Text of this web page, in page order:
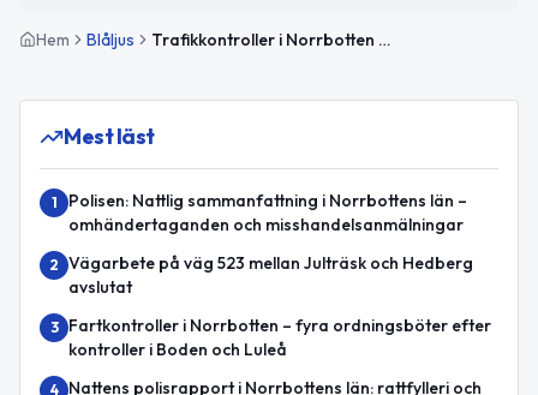
Hem Blåljus Trafikkontroller i Norrbotten – en förare fick körkortet omhändertaget
Mest läst
1
Polisen: Nattlig sammanfattning i Norrbottens län –
omhändertaganden och misshandelsanmälningar
2 Vägarbete på väg 523 mellan Julträsk och Hedberg
avslutat
3
Fartkontroller i Norrbotten – fyra ordningsböter efter
kontroller i Boden och Luleå
4
Nattens polisrapport i Norrbottens län: rattfylleri och